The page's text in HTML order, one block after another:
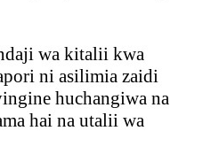
wa kitalii kwa
ni asilimia zaidi
huchangiwa na
hai na utalii wa